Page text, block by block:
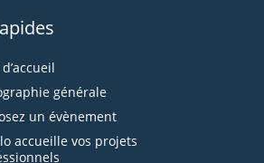
générale
un évènement
accueille vos projets